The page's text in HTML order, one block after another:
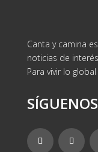
Canta y camina
noticias de
Para vivir lo
SÍGUENOS